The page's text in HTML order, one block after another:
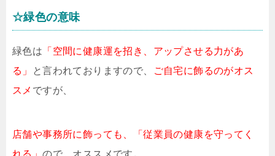
☆緑色の意味
緑色は 「空間に健康運を招き、アップさせる力があ
る」
と言われておりますので、
ご自宅に飾るのがオス
スメ ですが、
店舗や事務所に飾っても、「従業員の健康を守ってく
れる」ので、オススメです。